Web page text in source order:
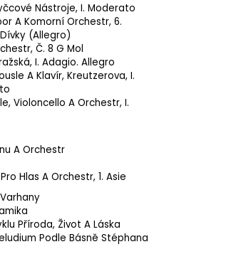
Nástroje, I. Moderato
A Komorní Orchestr, 6.
(Allegro)
Č. 8 G Mol
I. Adagio. Allegro
A Klavír, Kreutzerova, I.
Violoncello A Orchestr, I.
A Orchestr
Hlas A Orchestr, 1. Asie
Příroda, Život A Láska
Podle Básně Stéphana